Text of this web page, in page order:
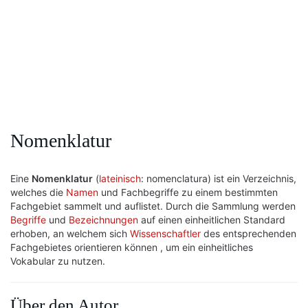
Nomenklatur
Eine Nomenklatur (lateinisch: nomenclatura) ist ein Verzeichnis,
welches die Namen und Fachbegriffe zu einem bestimmten
Fachgebiet sammelt und auflistet. Durch die Sammlung werden
Begriffe und Bezeichnungen auf einen einheitlichen Standard
erhoben, an welchem sich Wissenschaftler des entsprechenden
Fachgebietes orientieren können , um ein einheitliches
Vokabular zu nutzen.